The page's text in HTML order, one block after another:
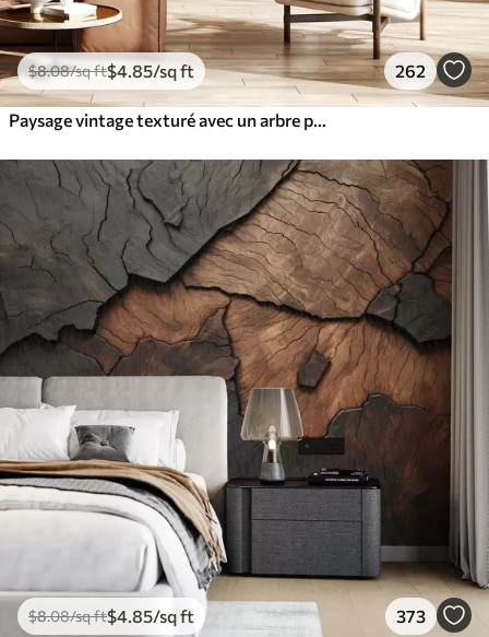
$8.08/sq ft$4 .85/sq ft 262
$8.08/sq ft$4 .85/sq ft 373